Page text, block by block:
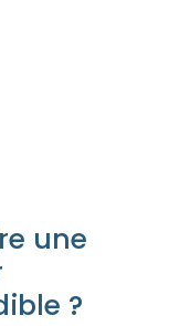
une
?